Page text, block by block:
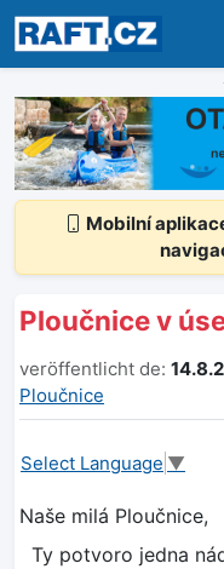
Registrace Přihlášení
Mobilní
Ploučnice v
veröffentlicht de:
Ploučnice
Select Language ▼
Naše milá Ploučnice,
Ty potvoro jedna